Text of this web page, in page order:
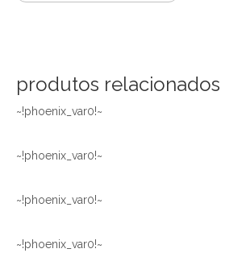
produtos relacionados
~!phoenix_var0!~
~!phoenix_var0!~
~!phoenix_var0!~
~!phoenix_var0!~